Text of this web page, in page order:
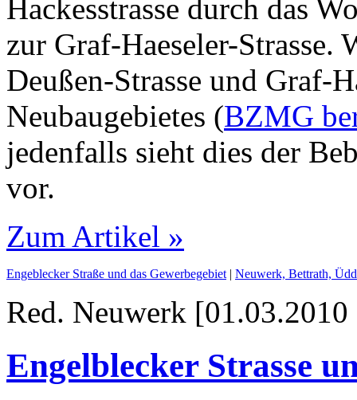
Hackes­strasse durch das
zur Graf-Haeseler-Strasse.
Deußen-Strasse und Graf-
Neubaugebietes (BZMG
jedenfalls sieht dies der
vor.
Zum Artikel »
Engeblecker Straße und das Gewerbegebiet | Neuwerk, Bettrath,
Red. Neuwerk
Engelblecker Strasse